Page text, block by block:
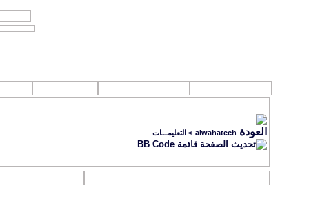
alwahatech
> التعليمـــات
قائمة BB Code